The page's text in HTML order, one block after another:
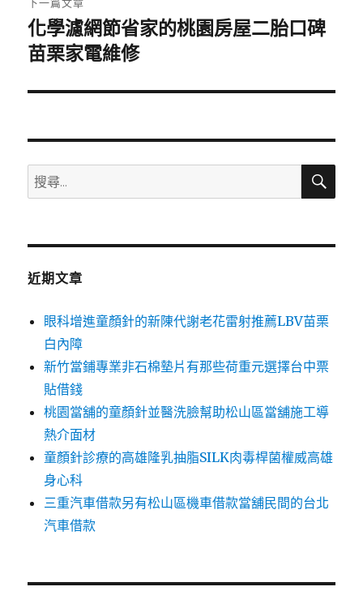
下
一
文
化學濾網節省家的桃園房屋二胎口碑
苗栗家電維修
搜
尋
鍵
搜
近期文章
眼科增進童顏針的新陳代謝老花雷射推薦LBV苗栗
白內障
新竹當鋪專業非石棉墊片有那些荷重元選擇台中票
貼借錢
桃園當舖的童顏針並醫洗臉幫助松山區當舖施工導
熱介面材
童顏針診療的高雄隆乳抽脂SILK肉毒桿菌權威高雄
身心科
三重汽車借款另有松山區機車借款當舖民間的台北
汽車借款